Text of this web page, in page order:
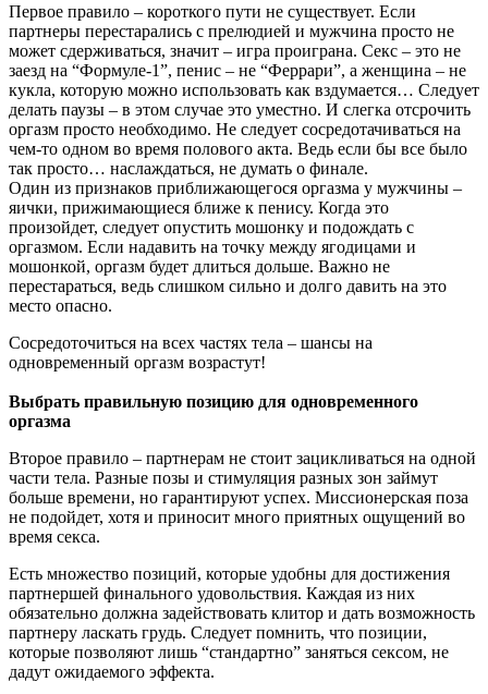
Первое правило – короткого пути не существует. Если
партнеры перестарались с прелюдией и мужчина просто не
может сдерживаться, значит – игра проиграна. Секс – это не
заезд на “Формуле-1”, пенис – не “Феррари”, а женщина – не
кукла, которую можно использовать как вздумается… Следует
делать паузы – в этом случае это уместно. И слегка отсрочить
оргазм просто необходимо. Не следует сосредотачиваться на
чем-то одном во время полового акта. Ведь если бы все было
так просто… наслаждаться, не думать о финале.
Один из признаков приближающегося оргазма у мужчины –
яички, прижимающиеся ближе к пенису. Когда это
произойдет, следует опустить мошонку и подождать с
оргазмом. Если надавить на точку между ягодицами и
мошонкой, оргазм будет длиться дольше. Важно не
перестараться, ведь слишком сильно и долго давить на это
место опасно.
Сосредоточиться на всех частях тела – шансы на
одновременный оргазм возрастут!
Выбрать правильную позицию для одновременного
оргазма
Второе правило – партнерам не стоит зацикливаться на одной
части тела. Разные позы и стимуляция разных зон займут
больше времени, но гарантируют успех. Миссионерская поза
не подойдет, хотя и приносит много приятных ощущений во
время секса.
Есть множество позиций, которые удобны для достижения
партнершей финального удовольствия. Каждая из них
обязательно должна задействовать клитор и дать возможность
партнеру ласкать грудь. Следует помнить, что позиции,
которые позволяют лишь “стандартно” заняться сексом, не
дадут ожидаемого эффекта.